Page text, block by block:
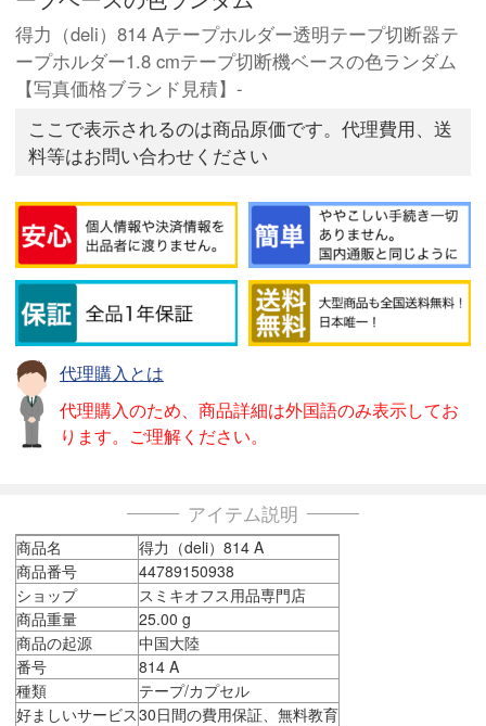
得力（deli）814 Aテープホルダー透明テープ切断器テ
ープホルダー1.8 cmテープ切断機ベースの色ランダム
【写真価格ブランド見積】-
ここで表示されるのは商品原価です。代理費用、送
料等はお問い合わせください
代理購入とは
代理購入のため、商品詳細は外国語のみ表示してお
ります。ご理解ください。
アイテム説明
商品名
得力（deli）814 A
商品番号
44789150938
ショップ
スミキオフス用品専門店
商品重量
25.00 g
商品の起源
中国大陸
番号
814 A
種類
テープ/カプセル
好ましいサービス30日間の費用保証、無料教育